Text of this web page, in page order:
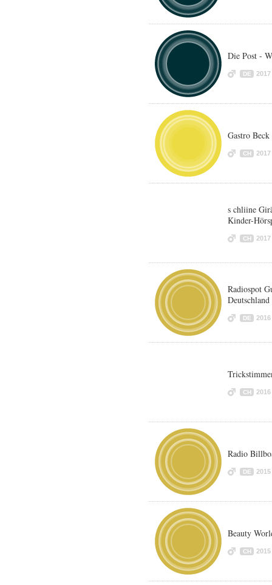
Die Post -
DE 2017
Gastro
CH 2017
s chliine
Kinder-
CH 2017
Radiospot
Deutschland
DE 2016
CH 2016
Radio
DE 2015
Beauty
CH 2015